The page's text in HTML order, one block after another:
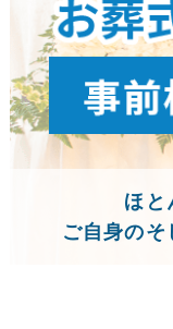
ほと
ご自身の